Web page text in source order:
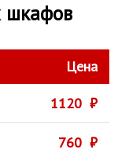
шкафов
Цена
1120 ₽
760 ₽